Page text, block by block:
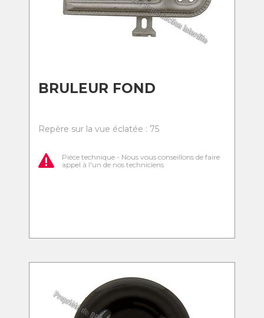
BRULEUR FOND
Repère sur la vue éclatée : 75
Pièce technique - Nous vous conseillons de faire
appel à l'un de nos techniciens